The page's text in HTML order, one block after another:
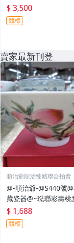
$ 3,500
競標
賣家最新刊登
順治爺順治臻藏聯合拍賣
@-順治爺-@S440號
藏瓷器@~琺瑯彩壽桃
碗~大清雍正年製
標
$ 1,688
競標